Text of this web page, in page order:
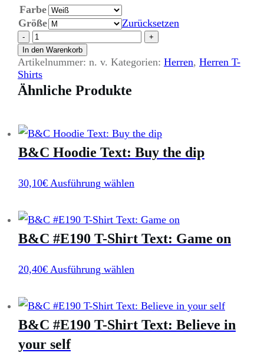
Farbe
Größe
Zurücksetzen
-
B&C
#E190
T-
Shirt
Text:
Dein
Menge
+
In den Warenkorb
Artikelnummer: n. v. Kategorien: Herren, Herren T-
Shirts
Ähnliche Produkte
B&C Hoodie Text: Buy the dip
30,10€ Ausführung wählen
weist
mehrere
auf.
Optionen
können
B&C #E190 T-Shirt Text: Game on
20,40€ Ausführung wählen
weist
mehrere
B&C #E190 T-Shirt Text: Believe in
your self